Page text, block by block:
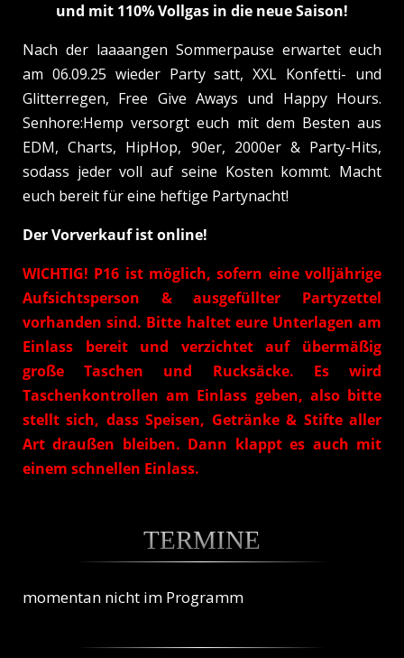
und mit 110% Vollgas in die neue Saison!
Nach der laaaangen Sommerpause erwartet euch
am 06.09.25 wieder Party satt, XXL Konfetti- und
Glitterregen, Free Give Aways und Happy Hours.
Senhore:Hemp versorgt euch mit dem Besten aus
EDM, Charts, HipHop, 90er, 2000er & Party-Hits,
sodass jeder voll auf seine Kosten kommt. Macht
euch bereit für eine heftige Partynacht!
Der Vorverkauf ist online!
WICHTIG! P16 ist möglich, sofern eine volljährige
Aufsichtsperson & ausgefüllter Partyzettel
vorhanden sind. Bitte haltet eure Unterlagen am
Einlass bereit und verzichtet auf übermäßig
große Taschen und Rucksäcke. Es wird
Taschenkontrollen am Einlass geben, also bitte
stellt sich, dass Speisen, Getränke & Stifte aller
Art draußen bleiben. Dann klappt es auch mit
einem schnellen Einlass.
TERMINE
momentan nicht im Programm